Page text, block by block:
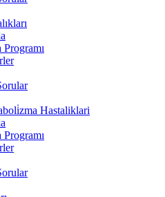
Hastaliklari